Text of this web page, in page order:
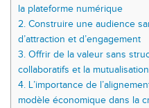
la plateforme numérique
2. Construire une audience
d’attraction et d’engagement
3. Offrir de la valeur sans
collaboratifs et la mutualisation
4. L’importance de
modèle économique dans la